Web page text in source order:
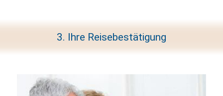
3. Ihre Reisebestätigung